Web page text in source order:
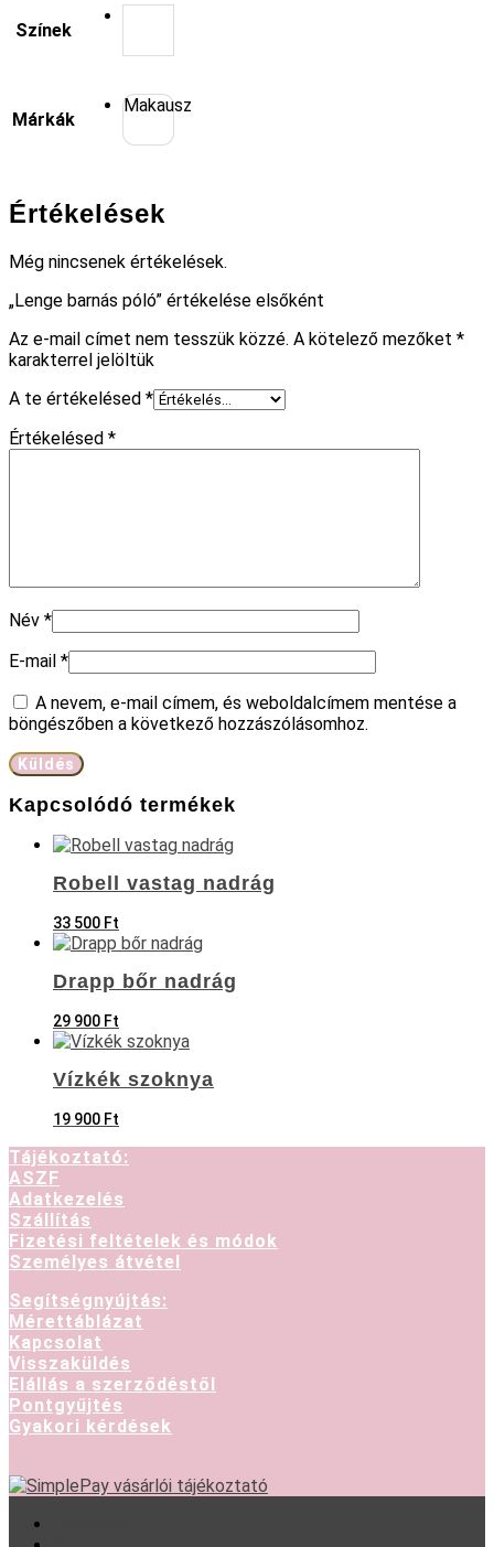
Színek
Márkák
Makausz
Értékelések
Még nincsenek értékelések.
„Lenge barnás póló” értékelése elsőként
Az e-mail címet nem tesszük közzé. A kötelező mezőket *
karakterrel jelöltük
A te értékelésed *
Értékelésed *
Név *
E-mail *
A nevem, e-mail címem, és weboldalcímem mentése a
böngészőben a következő hozzászólásomhoz.
Kapcsolódó termékek
Robell vastag nadrág
33 500 Ft
Drapp bőr nadrág
29 900 Ft
Vízkék szoknya
19 900 Ft
Tájékoztató:
ASZF
Adatkezelés
Szállítás
Fizetési feltételek és módok
Személyes átvétel
Segítségnyújtás:
Mérettáblázat
Kapcsolat
Visszaküldés
Elállás a szerződéstől
Pontgyűjtés
Gyakori kérdések